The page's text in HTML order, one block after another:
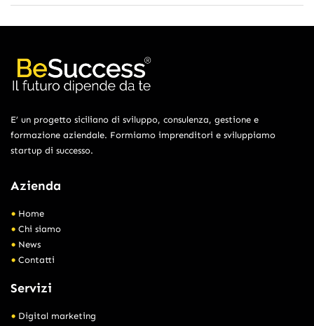
E’ un progetto siciliano di sviluppo, consulenza, gestione e
formazione aziendale. Formiamo imprenditori e sviluppiamo
startup di successo.
Azienda
Home
Chi siamo
News
Contatti
Servizi
Digital marketing